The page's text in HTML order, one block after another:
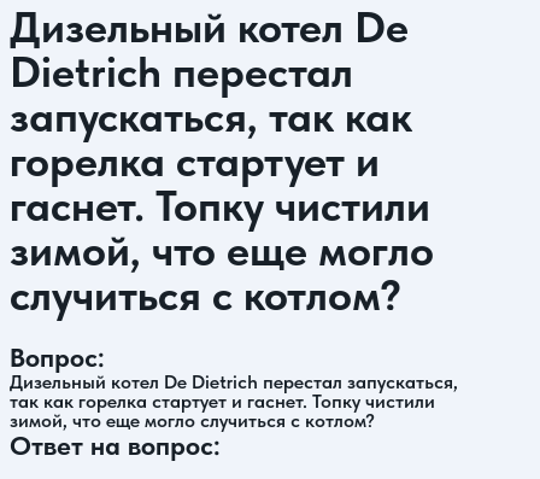
Дизельный котел De
Dietrich перестал
запускаться, так как
горелка стартует и
гаснет. Топку чистили
зимой, что еще могло
случиться с котлом?
Вопрос:
Дизельный котел De Dietrich перестал запускаться,
так как горелка стартует и гаснет. Топку чистили
зимой, что еще могло случиться с котлом?
Ответ на вопрос: